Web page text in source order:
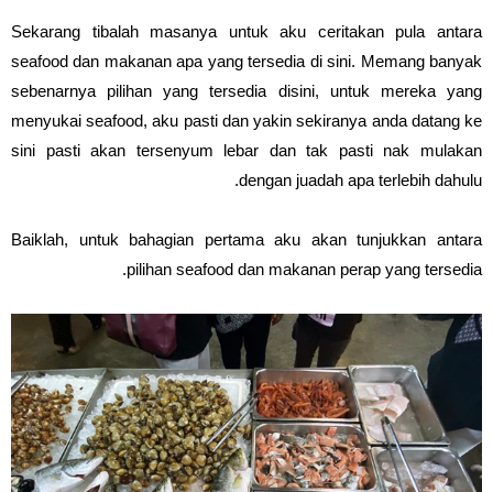
Sekarang tibalah masanya untuk aku ceritakan pula antara
seafood dan makanan apa yang tersedia di sini. Memang banyak
sebenarnya pilihan yang tersedia disini, untuk mereka yang
menyukai seafood, aku pasti dan yakin sekiranya anda datang ke
sini pasti akan tersenyum lebar dan tak pasti nak mulakan
dengan juadah apa terlebih dahulu.
Baiklah, untuk bahagian pertama aku akan tunjukkan antara
pilihan seafood dan makanan perap yang tersedia.